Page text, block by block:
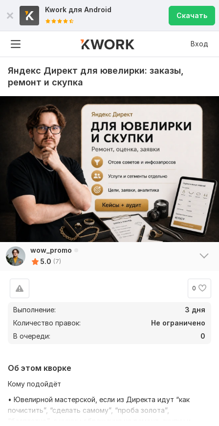
Kwork для Android
Скачать
Вход
Яндекс Директ для ювелирки: заказы,
ремонт и скупка
wow_promo
5.0 (7)
0
Выполнение:
3 дня
Количество правок:
Не ограничено
В очереди:
0
Об этом кворке
Кому подойдёт
• Ювелирной мастерской, если из Директа идут “как
почистить”, “сделать самому”, “проба золота”,